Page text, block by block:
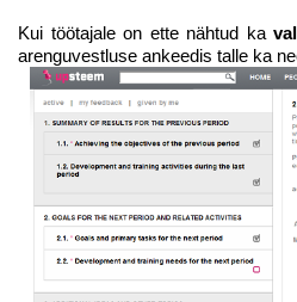
Kui töötajale on ette nähtud ka
arenguvestluse ankeedis talle ka